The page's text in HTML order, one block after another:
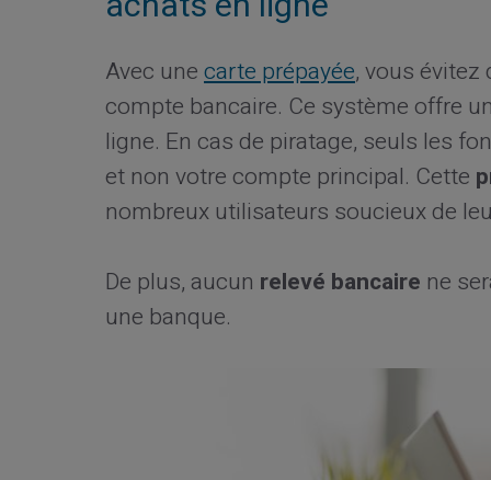
Avec unecarte prépayée, vous évitez
compte bancaire. Ce système offre
ligne. En cas de piratage, seuls les
et non votre compte principal. Cette
nombreux utilisateurs soucieux de
De plus, aucun relevé bancaire ne
une banque.